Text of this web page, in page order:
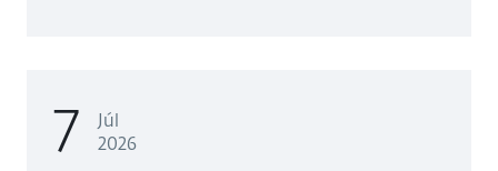
podiel na jeho investičných akciách prostredníctvom
7
Júl
2026